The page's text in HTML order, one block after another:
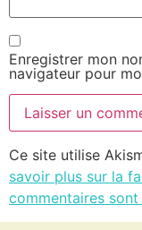
Enregistrer mon
navigateur pour
Ce site utilise
savoir plus sur la
commentaires